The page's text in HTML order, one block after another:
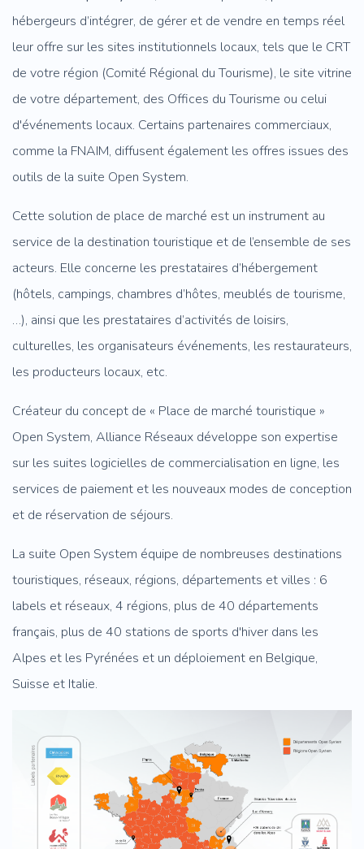
hébergeurs d’intégrer, de gérer et de vendre en temps réel
leur offre sur les sites institutionnels locaux, tels que le CRT
de votre région (Comité Régional du Tourisme), le site vitrine
de votre département, des Offices du Tourisme ou celui
d'événements locaux. Certains partenaires commerciaux,
comme la FNAIM, diffusent également les offres issues des
outils de la suite Open System.
Cette solution de place de marché est un instrument au
service de la destination touristique et de l’ensemble de ses
acteurs. Elle concerne les prestataires d’hébergement
(hôtels, campings, chambres d’hôtes, meublés de tourisme,
…), ainsi que les prestataires d’activités de loisirs,
culturelles, les organisateurs événements, les restaurateurs,
les producteurs locaux, etc.
Créateur du concept de « Place de marché touristique »
Open System, Alliance Réseaux développe son expertise
sur les suites logicielles de commercialisation en ligne, les
services de paiement et les nouveaux modes de conception
et de réservation de séjours.
La suite Open System équipe de nombreuses destinations
touristiques, réseaux, régions, départements et villes : 6
labels et réseaux, 4 régions, plus de 40 départements
français, plus de 40 stations de sports d'hiver dans les
Alpes et les Pyrénées et un déploiement en Belgique,
Suisse et Italie.